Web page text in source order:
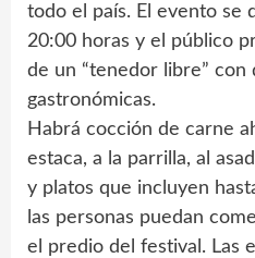
todo el país. El evento se
20:00 horas y el público
de un “tenedor libre” con
gastronómicas.
Habrá cocción de carne
estaca, a la parrilla, al
y platos que incluyen
las personas puedan
el predio del festival. Las